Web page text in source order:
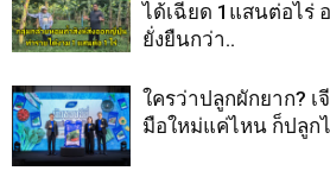
ได้เฉียด 1แสนต่อไร่
ยั่งยืนกว่า..
ใครว่าปลูกผักยาก? เ
มือใหม่แค่ไหน ก็ปลูก